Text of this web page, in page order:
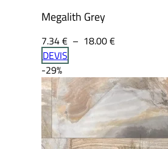
Megalith Grey
7.34€ – 18.00€Plage
7.34 €
18.00 €
DEVIS
-29%